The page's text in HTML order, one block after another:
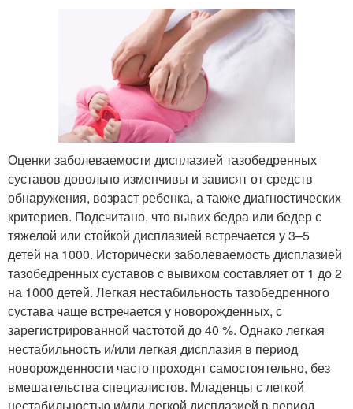
Оценки заболеваемости дисплазией тазобедренных
суставов довольно изменчивы и зависят от средств
обнаружения, возраст ребенка, а также диагностических
критериев. Подсчитано, что вывих бедра или бедер с
тяжелой или стойкой дисплазией встречается у 3–5
детей на 1000. Исторически заболеваемость дисплазией
тазобедренных суставов с вывихом составляет от 1 до 2
на 1000 детей. Легкая нестабильность тазобедренного
сустава чаще встречается у новорожденных, с
зарегистрированной частотой до 40 %. Однако легкая
нестабильность и/или легкая дисплазия в период
новорожденности часто проходят самостоятельно, без
вмешательства специалистов. Младенцы с легкой
нестабильностью и/или легкой дисплазией в период